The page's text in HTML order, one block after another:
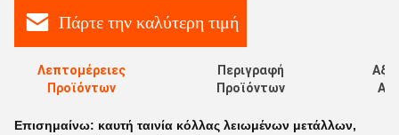
Πάρτε την καλύτερη τιμή
Λεπτομέρειες
Προϊόντων
Περιγραφή
Προϊόντων
Επισημαίνω: καυτή ταινία κόλλας λειωμένων μετάλλων,